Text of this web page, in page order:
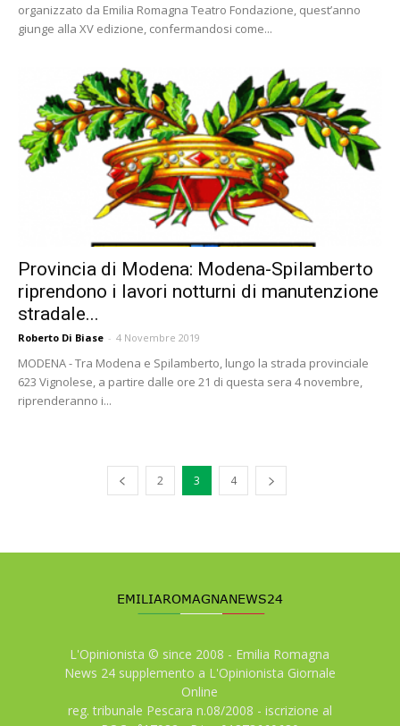
organizzato da Emilia Romagna Teatro Fondazione, quest’anno
giunge alla XV edizione, confermandosi come...
Provincia di Modena: Modena-Spilamberto
riprendono i lavori notturni di manutenzione
stradale...
Roberto Di Biase - 4 Novembre 2019
MODENA - Tra Modena e Spilamberto, lungo la strada provinciale
623 Vignolese, a partire dalle ore 21 di questa sera 4 novembre,
riprenderanno i...
2 3 4
L'Opinionista © since 2008 - Emilia Romagna
News 24 supplemento a L'Opinionista Giornale
Online
reg. tribunale Pescara n.08/2008 - iscrizione al